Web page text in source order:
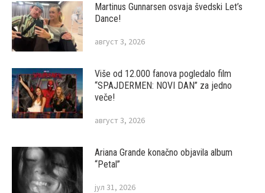
Martinus Gunnarsen osvaja švedski Let’s
Dance!
август 3, 2026
Više od 12.000 fanova pogledalo film
“SPAJDERMEN: NOVI DAN” za jedno
veče!
август 3, 2026
Ariana Grande konačno objavila album
“Petal”
јул 31, 2026